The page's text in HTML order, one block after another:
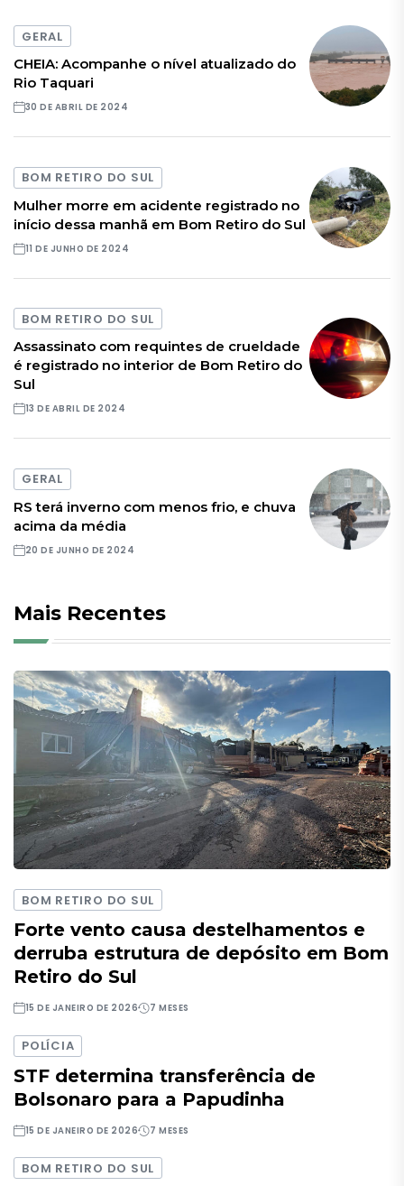
GERAL
CHEIA: Acompanhe o nível atualizado do
Rio Taquari
30 DE ABRIL DE 2024
BOM RETIRO DO SUL
Mulher morre em acidente registrado no
início dessa manhã em Bom Retiro do Sul
11 DE JUNHO DE 2024
BOM RETIRO DO SUL
Assassinato com requintes de crueldade
é registrado no interior de Bom Retiro do
Sul
13 DE ABRIL DE 2024
GERAL
RS terá inverno com menos frio, e chuva
acima da média
20 DE JUNHO DE 2024
Mais Recentes
BOM RETIRO DO SUL
Forte vento causa destelhamentos e
derruba estrutura de depósito em Bom
Retiro do Sul
15 DE JANEIRO DE 2026 7 MESES
POLÍCIA
STF determina transferência de
Bolsonaro para a Papudinha
15 DE JANEIRO DE 2026 7 MESES
BOM RETIRO DO SUL